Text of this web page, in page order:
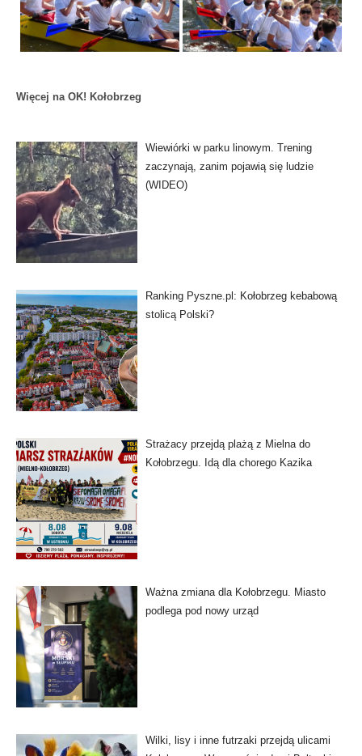
Więcej na OK! Kołobrzeg
Wiewiórki w parku linowym. Trening
zaczynają, zanim pojawią się ludzie
(WIDEO)
Ranking Pyszne.pl: Kołobrzeg kebabową
stolicą Polski?
Strażacy przejdą plażą z Mielna do
Kołobrzegu. Idą dla chorego Kazika
Ważna zmiana dla Kołobrzegu. Miasto
podlega pod nowy urząd
Wilki, lisy i inne futrzaki przejdą ulicami